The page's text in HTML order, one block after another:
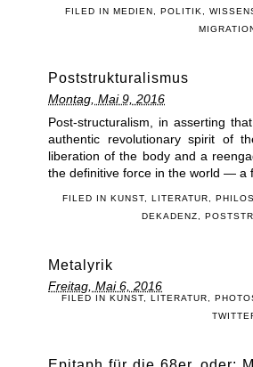
FILED INMEDIEN ,POLITIK ,
Poststrukturalismus
Montag, Mai 9, 2016
Post-structuralism, in asserting
authentic revolutionary spirit of
liberation of the body and a
the definitive force in the world — a
FILED INKUNST ,LITERATUR ,
DEKADENZ
Metalyrik
Freitag, Mai 6, 2016
FILED IN KUNST, LITERATUR